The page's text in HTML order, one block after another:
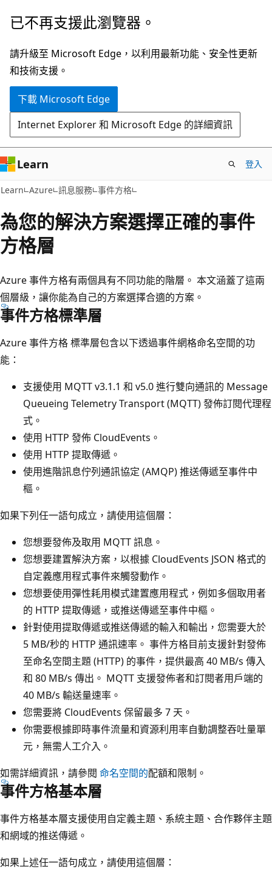
跳
主
要
內
已不再支援此瀏覽器。
請升級至 Microsoft Edge，以利用最新功能、安全性更新
和技術支援。
下載 Microsoft Edge
Internet Explorer 和 Microsoft Edge 的詳細資訊
Learn 登入
Learn Azure 訊息服務 事件方格
為您的解決方案選擇正確的事件
方格層
Azure 事件方格有兩個具有不同功能的階層。 本文涵蓋了這兩
個層級，讓你能為自己的方案選擇合適的方案。
事件方格標準層
Azure 事件方格 標準層包含以下透過事件網格命名空間的功
能：
支援使用 MQTT v3.1.1 和 v5.0 進行雙向通訊的 Message
Queueing Telemetry Transport (MQTT) 發佈訂閱代理程
式。
使用 HTTP 發佈 CloudEvents。
使用 HTTP 提取傳遞。
使用進階訊息佇列通訊協定 (AMQP) 推送傳遞至事件中
樞。
如果下列任一語句成立，請使用這個層：
您想要發佈及取用 MQTT 訊息。
您想要建置解決方案，以根據 CloudEvents JSON 格式的
自定義應用程式事件來觸發動作。
您想要使用彈性耗用模式建置應用程式，例如多個取用者
的 HTTP 提取傳遞，或推送傳遞至事件中樞。
針對使用提取傳遞或推送傳遞的輸入和輸出，您需要大於
5 MB/秒的 HTTP 通訊速率。 事件方格目前支援針對發佈
至命名空間主題 (HTTP) 的事件，提供最高 40 MB/s 傳入
和 80 MB/s 傳出。 MQTT 支援發佈者和訂閱者用戶端的
40 MB/s 輸送量速率。
您需要將 CloudEvents 保留最多 7 天。
你需要根據即時事件流量和資源利用率自動調整吞吐量單
元，無需人工介入。
如需詳細資訊，請參閱 命名空間的配額和限制。
事件方格基本層
事件方格基本層支援使用自定義主題、系統主題、合作夥伴主題
和網域的推送傳遞。
如果上述任一語句成立，請使用這個層：